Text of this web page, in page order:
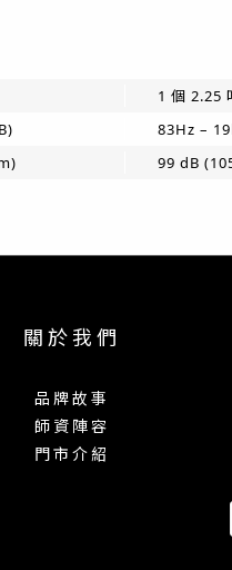
1 個 2.25
83Hz –
99 dB
關 於 我 們
品 牌 故 事
師 資 陣 容
門 市 介 紹